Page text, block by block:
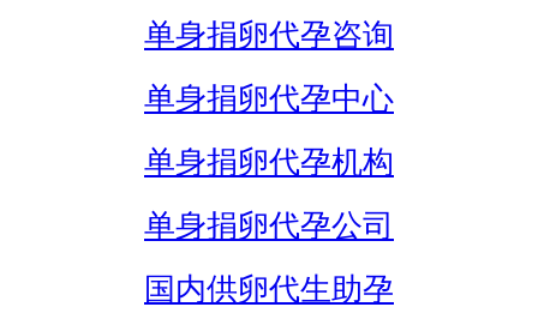
单身捐卵代孕咨询
单身捐卵代孕中心
单身捐卵代孕机构
单身捐卵代孕公司
国内供卵代生助孕